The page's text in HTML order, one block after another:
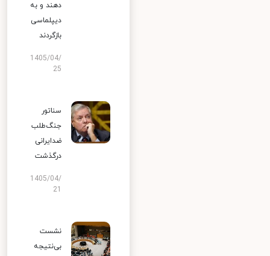
دهند و به
دیپلماسی
بازگردند
1405/04/
25
سناتور
جنگ‌طلب
ضدایرانی
درگذشت
1405/04/
نشست
بی‌نتیجه